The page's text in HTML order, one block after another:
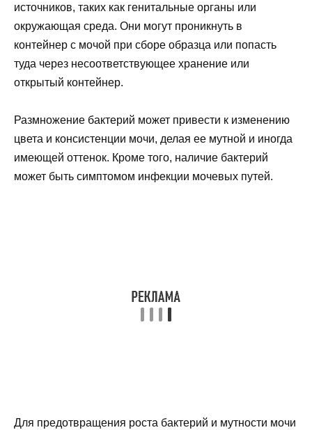
источников, таких как генитальные органы или
окружающая среда. Они могут проникнуть в
контейнер с мочой при сборе образца или попасть
туда через несоответствующее хранение или
открытый контейнер.
Размножение бактерий может привести к изменению
цвета и консистенции мочи, делая ее мутной и иногда
имеющей оттенок. Кроме того, наличие бактерий
может быть симптомом инфекции мочевых путей.
Для предотвращения роста бактерий и мутности мочи